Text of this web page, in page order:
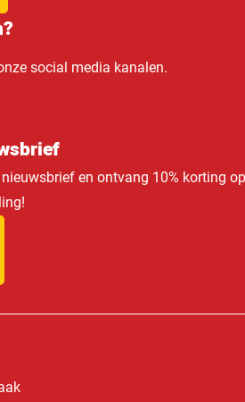
social media kanalen.
en ontvang 10% korting op